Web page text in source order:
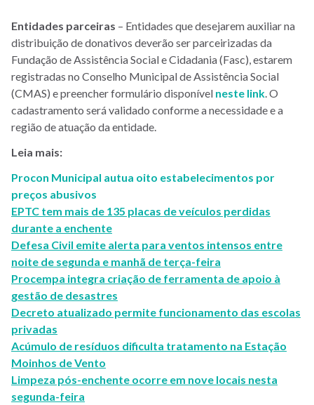
Entidades parceiras – Entidades que desejarem auxiliar na
distribuição de donativos deverão ser parceirizadas da
Fundação de Assistência Social e Cidadania (Fasc), estarem
registradas no Conselho Municipal de Assistência Social
(CMAS) e preencher formulário disponível neste link . O
cadastramento será validado conforme a necessidade e a
região de atuação da entidade.
Leia mais:
Procon Municipal autua oito estabelecimentos por
preços abusivos
EPTC tem mais de 135 placas de veículos perdidas
durante a enchente
Defesa Civil emite alerta para ventos intensos entre
noite de segunda e manhã de terça-feira
Procempa integra criação de ferramenta de apoio à
gestão de desastres
Decreto atualizado permite funcionamento das escolas
privadas
Acúmulo de resíduos dificulta tratamento na Estação
Moinhos de Vento
Limpeza pós-enchente ocorre em nove locais nesta
segunda-feira